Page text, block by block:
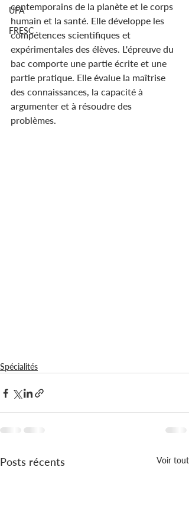
UFA
FRESC
contemporains de la planète et le corps
humain et la santé. Elle développe les
compétences scientifiques et
expérimentales des élèves. L'épreuve du
bac comporte une partie écrite et une
partie pratique. Elle évalue la maîtrise
des connaissances, la capacité à
argumenter et à résoudre des
problèmes.
Spécialités
Posts récents Voir tout